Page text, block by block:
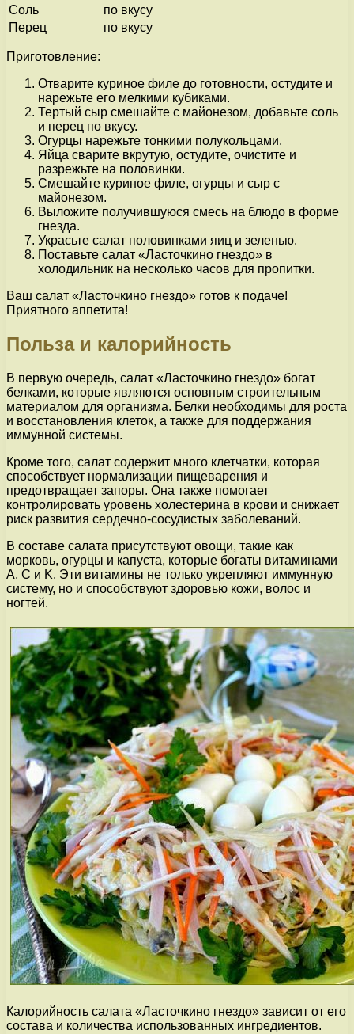
Соль
по вкусу
Перец
по вкусу
Приготовление:
Отварите куриное филе до готовности, остудите и
нарежьте его мелкими кубиками.
Тертый сыр смешайте с майонезом, добавьте соль
и перец по вкусу.
Огурцы нарежьте тонкими полукольцами.
Яйца сварите вкрутую, остудите, очистите и
разрежьте на половинки.
Смешайте куриное филе, огурцы и сыр с
майонезом.
Выложите получившуюся смесь на блюдо в форме
гнезда.
Украсьте салат половинками яиц и зеленью.
Поставьте салат «Ласточкино гнездо» в
холодильник на несколько часов для пропитки.
Ваш салат «Ласточкино гнездо» готов к подаче!
Приятного аппетита!
Польза и калорийность
В первую очередь, салат «Ласточкино гнездо» богат
белками, которые являются основным строительным
материалом для организма. Белки необходимы для роста
и восстановления клеток, а также для поддержания
иммунной системы.
Кроме того, салат содержит много клетчатки, которая
способствует нормализации пищеварения и
предотвращает запоры. Она также помогает
контролировать уровень холестерина в крови и снижает
риск развития сердечно-сосудистых заболеваний.
В составе салата присутствуют овощи, такие как
морковь, огурцы и капуста, которые богаты витаминами
A, C и K. Эти витамины не только укрепляют иммунную
систему, но и способствуют здоровью кожи, волос и
ногтей.
Калорийность салата «Ласточкино гнездо» зависит от его
состава и количества использованных ингредиентов.